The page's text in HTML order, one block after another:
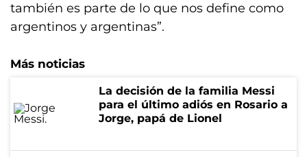
también es parte de lo que nos define como
argentinos y argentinas”.
Más noticias
La decisión de la familia Messi
para el último adiós en Rosario a
Jorge, papá de Lionel